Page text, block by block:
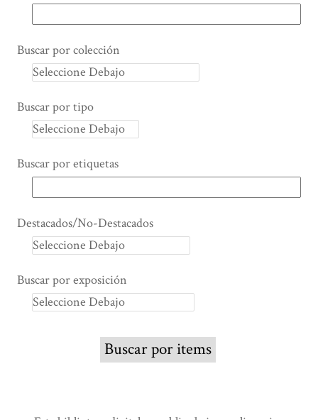
Buscar por colección
Buscar por tipo
Buscar por etiquetas
Destacados/No-Destacados
Buscar por exposición